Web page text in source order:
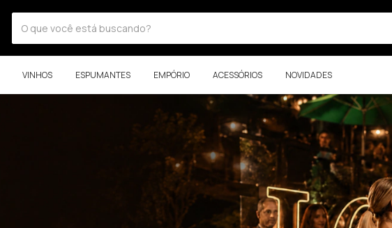
VINHOS ESPUMANTES EMPÓRIO ACESSÓRIOS NOVIDADES